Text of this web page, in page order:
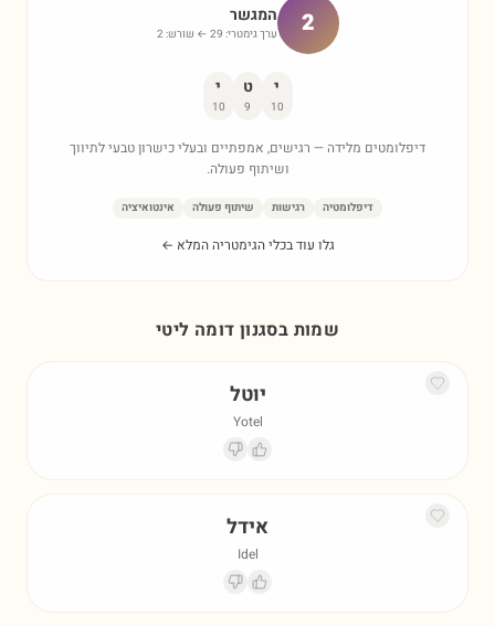
2 המגשר
ערך גימטרי: 29 ← שורש:2
י
10
ט
9
י
10
דיפלומטים מלידה — רגישים, אמפתיים ובעלי כישרון טבעי לתיווך
ושיתוף פעולה.
דיפלומטיה רגישות שיתוף פעולה אינטואיציה
גלו עוד בכלי הגימטריה המלא ←
שמות בסגנון דומה ליטי
יוטל
Yotel
אידל
Idel